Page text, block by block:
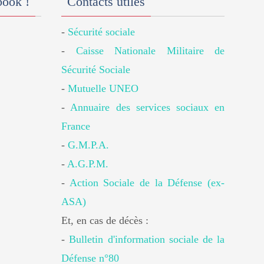
- Sécurité sociale
- Caisse Nationale Militaire de
Sécurité Sociale
-Mutuelle UNEO
-Annuaire des services sociaux en
France
-G.M.P.A.
-A.G.P.M.
- Action Sociale de la Défense (ex-
ASA)
Et, en cas de décès :
-Bulletin d'information sociale de la
Défense n°80